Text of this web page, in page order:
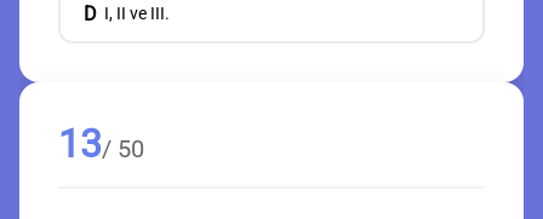
D I, II ve III.
13/ 50